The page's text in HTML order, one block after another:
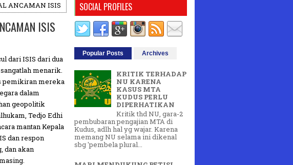
ANCAMAN ISIS
ISIS
dari ISIS dari dua
menarik.
pemikiran mereka
dalam
geopolitik
Tedjo Edhi
mantan Kepala
dan respon
dan akan
SOCIAL PROFILES
Popular Posts Archives
KRITIK TERHADAP
NU KARENA
KASUS MTA
KUDUS PERLU
DIPERHATIKAN
Kritik thd NU, gara-2
pembubaran pengajian MTA di
Kudus, adlh hal yg wajar. Karena
memang NU selama ini dikenal
sbg 'pembela plural...